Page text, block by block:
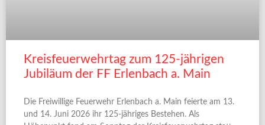
Kreisfeuerwehrtag zum 125-jährigen
Jubiläum der FF Erlenbach a. Main
Die Freiwillige Feuerwehr Erlenbach a. Main feierte am 13.
und 14. Juni 2026 ihr 125-jähriges Bestehen. Als